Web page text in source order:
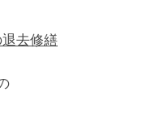
去修繕